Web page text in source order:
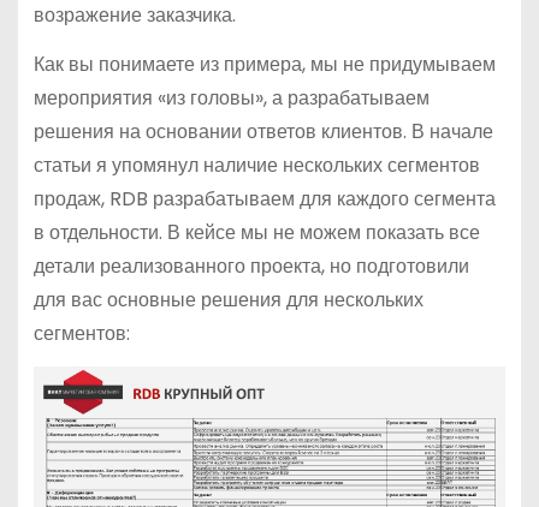
возражение заказчика.
Как вы понимаете из примера, мы не придумываем
мероприятия «из головы», а разрабатываем
решения на основании ответов клиентов. В начале
статьи я упомянул наличие нескольких сегментов
продаж, RDB разрабатываем для каждого сегмента
в отдельности. В кейсе мы не можем показать все
детали реализованного проекта, но подготовили
для вас основные решения для нескольких
сегментов: